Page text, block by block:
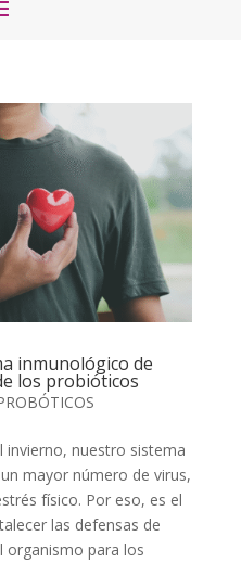
inmunológico de
los probióticos
invierno, nuestro sistema
mayor número de virus,
físico. Por eso, es el
las defensas de
organismo para los